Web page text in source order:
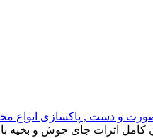
و دست , پاکسازی انواع
کامل اثرات جای جوش و بخیه با